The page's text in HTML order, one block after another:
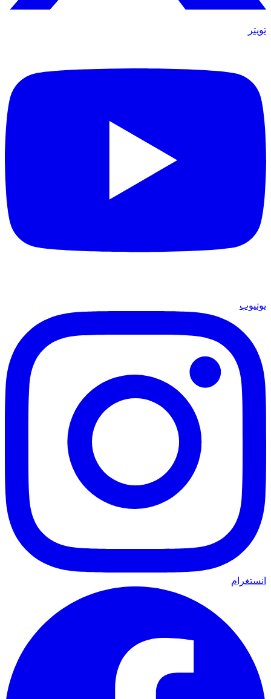
تويتر
يوتيوب
انستغرام